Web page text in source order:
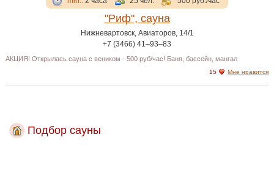
"Риф", сауна
Нижневартовск, Авиаторов, 14/1
+7 (3466) 41‒93‒83
АКЦИЯ! Открылась сауна с веником - 500 руб/час! Баня, бассейн, мангал
15 Мне нравится
Подбор сауны